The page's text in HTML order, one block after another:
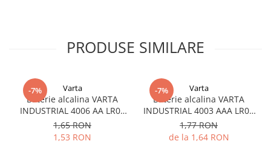
Acumulatori UPS
Accesorii
Frigidere portabile
Panouri portabile
Racire/Incalzire
PRODUSE SIMILARE
-7% Varta
Baterie alcalina VARTA
INDUSTRIAL 4006 AA LR06
1.5V bulk
1,65 RON
1,53 RON
-7% Varta
Baterie alcalina VARTA
INDUSTRIAL 4003 AAA LR03
1.5V
1,77 RON
de la 1,64 RON